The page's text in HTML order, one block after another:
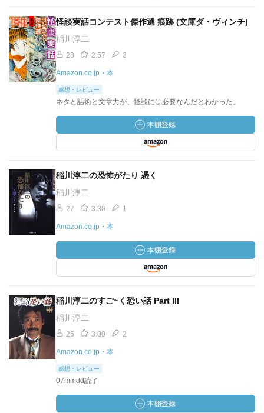
怪談実話コンテスト傑作選 痕跡 (文庫ダ・ヴィンチ)
稲川淳二
28 2.57 3
Amazon.co.jp・本
感想・レビュー
ネタと話術と文章力が、怪談には必要なんだとわかった。
稲川淳二の恐怖がたり 憑く
稲川淳二
27 3.30 1
Amazon.co.jp・本
稲川淳二のすご~く恐い話 Part III
稲川淳二
25 3.00 2
Amazon.co.jp・本
感想・レビュー
07mmdd読了